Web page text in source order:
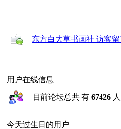
东方白大草书画社 访客留
用户在线信息
目前论坛总共 有 67426
今天过生日的用户